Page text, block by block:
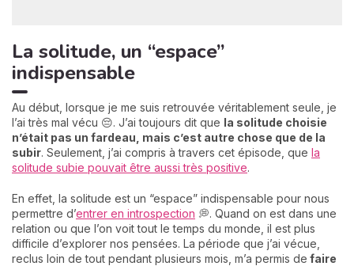
La solitude, un “espace”
indispensable
Au début, lorsque je me suis retrouvée véritablement seule, je
l’ai très mal vécu 😔. J’ai toujours dit que la solitude choisie
n’était pas un fardeau, mais c’est autre chose que de la
subir. Seulement, j’ai compris à travers cet épisode, que la
solitude subie pouvait être aussi très positive.
En effet, la solitude est un “espace” indispensable pour nous
permettre d’entrer en introspection 💭. Quand on est dans une
relation ou que l’on voit tout le temps du monde, il est plus
difficile d’explorer nos pensées. La période que j’ai vécue,
reclus loin de tout pendant plusieurs mois, m’a permis de faire